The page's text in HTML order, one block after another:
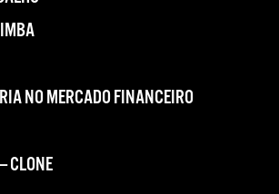
NO MERCADO FINANCEIRO
CLONE